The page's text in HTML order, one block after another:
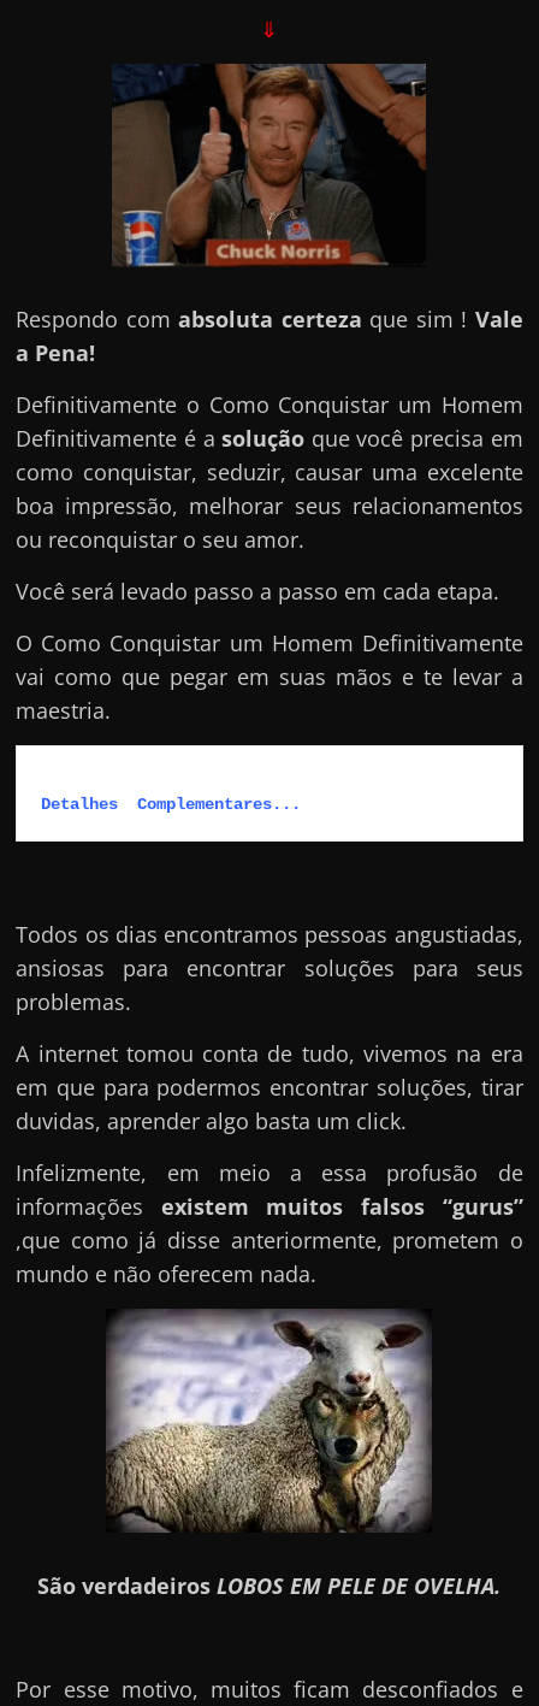
⇓
Respondo comabsoluta certeza que sim ! Vale
a Pena!
Definitivamente o Como Conquistar um Homem
Definitivamente é asolução que você precisa em
como conquistar, seduzir, causar uma excelente
boa impressão, melhorar seus relacionamentos
ou reconquistar o seu amor.
Você será levado passo a passo em cada etapa.
O Como Conquistar um Homem Definitivamente
vai como que pegar em suas mãos e te levar a
maestria.
Detalhes  Complementares...
Todos os dias encontramos pessoas angustiadas,
ansiosas para encontrar soluções para seus
problemas.
A internet tomou conta de tudo, vivemos na era
em que para podermos encontrar soluções, tirar
duvidas, aprender algo basta um click.
Infelizmente, em meio a essa profusão de
informações existem muitos falsos “gurus”
,que como já disse anteriormente, prometem o
mundo e não oferecem nada.
São verdadeirosLOBOS EM PELE DE OVELHA.
Por esse motivo, muitos ficam desconfiados e